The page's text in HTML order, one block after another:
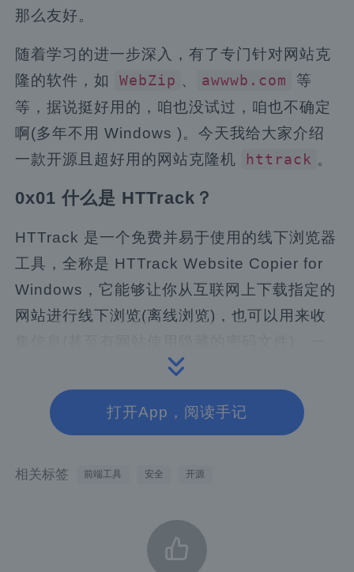
那么友好。
随着学习的进一步深入，有了专门针对网站克
隆的软件，如
WebZip 、 awwwb.com
等
等，据说挺好用的，咱也没试过，咱也不确定
啊(多年不用 Windows )。今天我给大家介绍
一款开源且超好用的网站克隆机
httrack 。
0x01 什么是 HTTrack？
HTTrack 是一个免费并易于使用的线下浏览器
工具，全称是 HTTrack Website Copier for
Windows，它能够让你从互联网上下载指定的
网站进行线下浏览(离线浏览)，也可以用来收
些仿真度极高的伪网站（为了骗取用户密
码），也是使用类似工具做的。浏览线下站点
和线上并没有什么不同。
持断点续传。HTTrack 是一个可全面配置并包
Robots.txt 的网站，如果程序运行的时候不做
限制，在默认的环境下程序不会把网站镜像，
打开App，阅读手记
相关标签 前端工具 安全 开源